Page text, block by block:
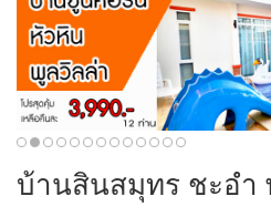
บ้านสินสมุทร ชะอำ